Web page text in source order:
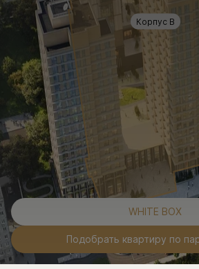
Корпус В
WHITE BOX
Подобрать квартиру по